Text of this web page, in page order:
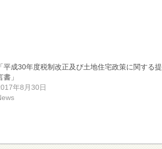
「平成30年度税制改正及び土地住宅政策に関する提
書」
年8月30日